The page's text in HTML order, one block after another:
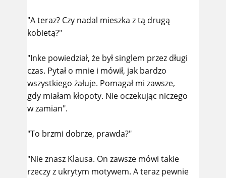
"A teraz? Czy nadal mieszka z tą drugą
kobietą?"
"Inke powiedział, że był singlem przez długi
czas. Pytał o mnie i mówił, jak bardzo
wszystkiego żałuje. Pomagał mi zawsze,
gdy miałam kłopoty. Nie oczekując niczego
w zamian".
"To brzmi dobrze, prawda?"
"Nie znasz Klausa. On zawsze mówi takie
rzeczy z ukrytym motywem. A teraz pewnie